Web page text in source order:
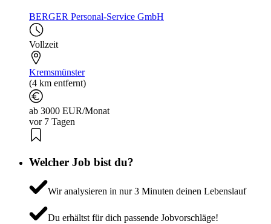
BERGER Personal-Service GmbH
Vollzeit
Kremsmünster
(4 km entfernt)
ab 3000 EUR/Monat
vor 7 Tagen
Welcher Job bist du?
Wir analysieren in nur 3 Minuten deinen Lebenslauf
Du erhältst für dich passende Jobvorschläge!